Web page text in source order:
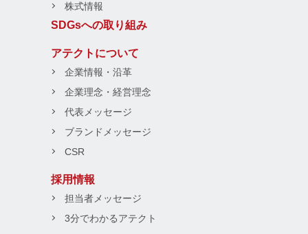
株式情報
SDGsへの取り組み
アテクトについて
企業情報・沿革
企業理念・経営理念
代表メッセージ
ブランドメッセージ
CSR
採用情報
担当者メッセージ
3分でわかるアテクト